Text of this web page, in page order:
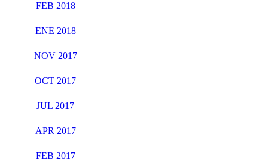
FEB 2018
ENE 2018
NOV 2017
OCT 2017
JUL 2017
APR 2017
FEB 2017